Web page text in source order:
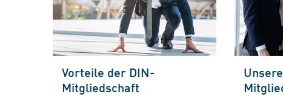
Vorteile der DIN-
Mitgliedschaft